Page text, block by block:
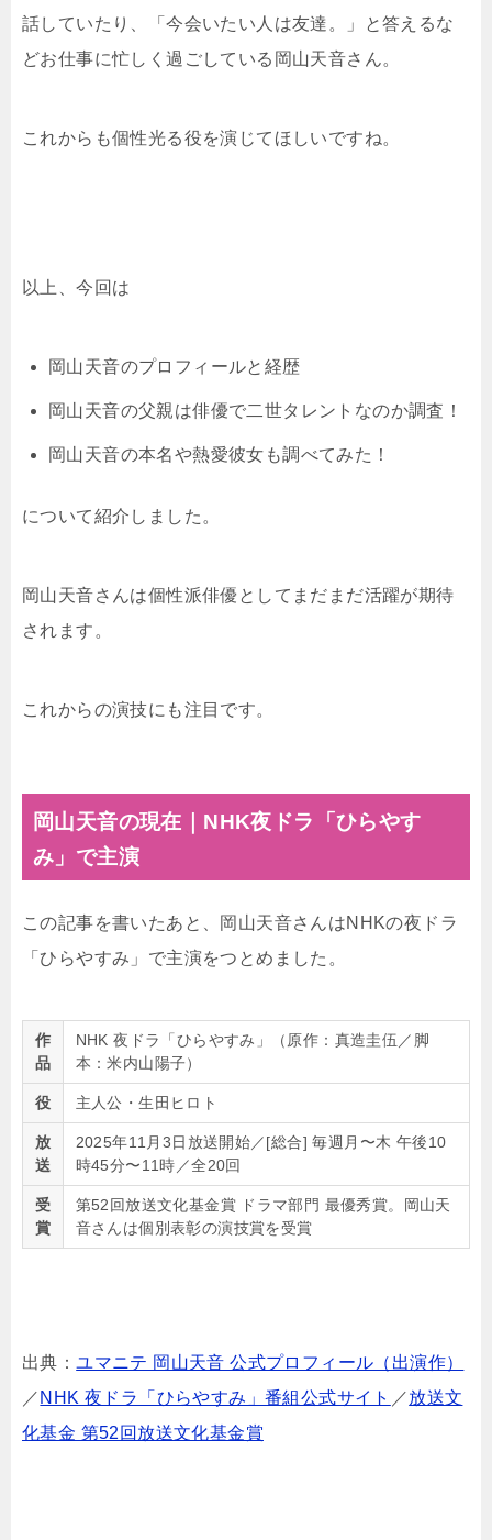
話していたり、「今会いたい人は友達。」と答えるな
どお仕事に忙しく過ごしている岡山天音さん。
これからも個性光る役を演じてほしいですね。
以上、今回は
岡山天音のプロフィールと経歴
岡山天音の父親は俳優で二世タレントなのか調査！
岡山天音の本名や熱愛彼女も調べてみた！
について紹介しました。
岡山天音さんは個性派俳優としてまだまだ活躍が期待
されます。
これからの演技にも注目です。
岡山天音の現在｜NHK夜ドラ「ひらやす
み」で主演
この記事を書いたあと、岡山天音さんはNHKの夜ドラ
「ひらやすみ」で主演をつとめました。
作
品
NHK 夜ドラ「ひらやすみ」（原作：真造圭伍／脚
本：米内山陽子）
役 主人公・生田ヒロト
放
送
2025年11月3日放送開始／[総合] 毎週月〜木 午後10
時45分〜11時／全20回
受
賞
第52回放送文化基金賞 ドラマ部門 最優秀賞。岡山天
音さんは個別表彰の演技賞を受賞
出典：ユマニテ 岡山天音 公式プロフィール（出演作）
／ NHK 夜ドラ「ひらやすみ」番組公式サイト ／放送文
化基金 第52回放送文化基金賞